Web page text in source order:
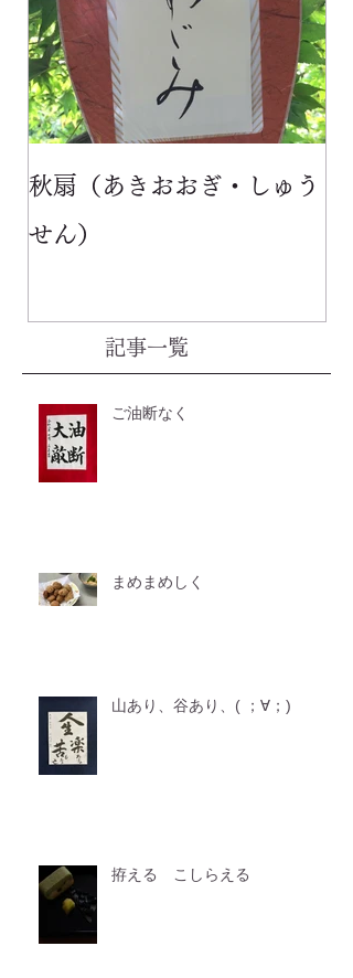
秋扇（あきおおぎ・しゅう
せん）
記事一覧
ご油断なく
まめまめしく
山あり、谷あり、( ；∀；)
拵える こしらえる